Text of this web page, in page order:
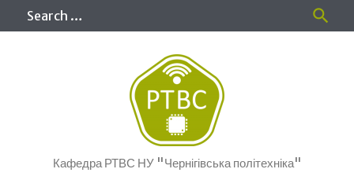
search
Кафедра РТВС НУ "Чернігівська політехніка"